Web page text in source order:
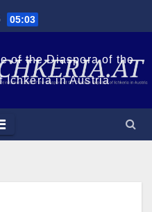
05:03
of the Diaspora of the
Ichkeria in Austria